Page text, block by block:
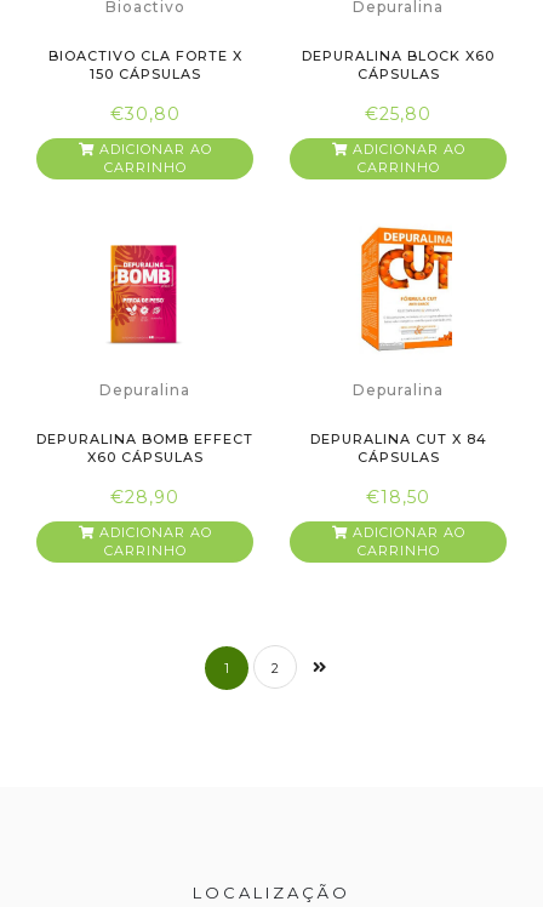
Bioactivo
BIOACTIVO CLA FORTE X
150 CÁPSULAS
€30,80
ADICIONAR AO
CARRINHO
Depuralina
DEPURALINA BLOCK X60
CÁPSULAS
€25,80
ADICIONAR AO
CARRINHO
Depuralina
DEPURALINA BOMB EFFECT
X60 CÁPSULAS
€28,90
ADICIONAR AO
CARRINHO
Depuralina
DEPURALINA CUT X 84
CÁPSULAS
€18,50
ADICIONAR AO
CARRINHO
1 2
LOCALIZAÇÃO